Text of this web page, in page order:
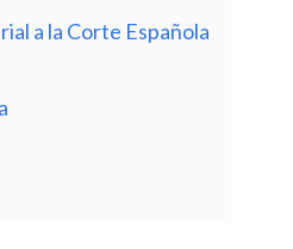
a la Corte Española